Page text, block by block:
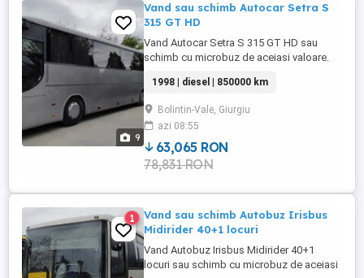
9
Vand sau schimb Autocar Setra S
315 GT HD
Vand Autocar Setra S 315 GT HD sau
schimb cu microbuz de aceiasi valoare.
Motor V6 capacitate 10964cc, 213 Kw.
Dotat cu aer conditionat, webasto. Numar
de locuri 50. Stare foarte buna de
functionare.
1998 | diesel | 850000 km
Bolintin-Vale, Giurgiu
azi 08:55
63,065 RON
78,831 RON
1
Vand sau schimb Autobuz Irisbus
Midirider 40+1 locuri
Vand Autobuz Irisbus Midirider 40+1
locuri sau schimb cu microbuz de aceiasi